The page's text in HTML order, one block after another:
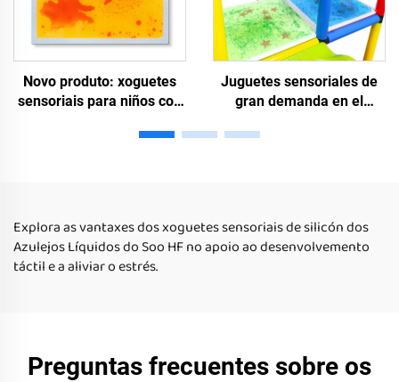
Novo produto: xoguetes
sensoriais para niños con
puzzle para niños,
Juguetes sensoriales de
gran demanda en el
autismo, juguetes de puzle
redondeados
Explora as vantaxes dos xoguetes sensoriais de silicón dos
Azulejos Líquidos do Soo HF no apoio ao desenvolvemento
táctil e a aliviar o estrés.
Preguntas frecuentes sobre os